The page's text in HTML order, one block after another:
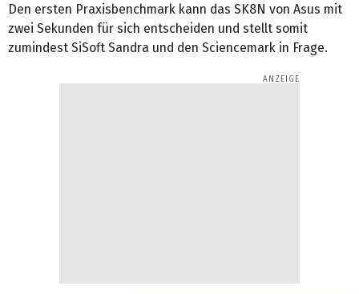
Den ersten Praxisbenchmark kann das SK8N von Asus mit
zwei Sekunden für sich entscheiden und stellt somit
zumindest SiSoft Sandra und den Sciencemark in Frage.